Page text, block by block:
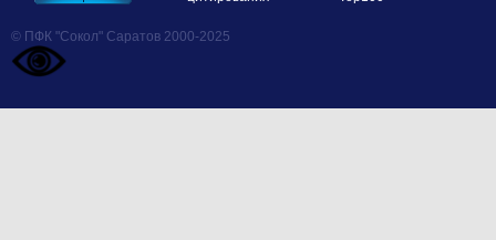
© ПФК "Сокол" Саратов 2000-2025